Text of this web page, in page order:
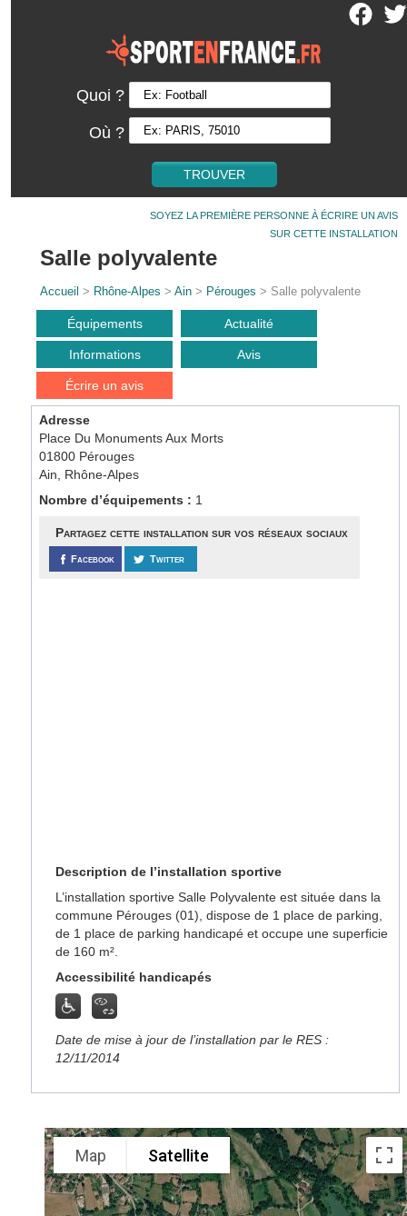
Quoi ?
Où ?
SOYEZ LA PREMIÈRE PERSONNE À ÉCRIRE UN AVIS
SUR CETTE INSTALLATION
Salle polyvalente
Accueil > Rhône-Alpes >Ain > Pérouges > Salle polyvalente
Équipements Actualité
Informations Avis
Écrire un avis
Adresse
Place Du Monuments Aux Morts
01800 Pérouges
Ain, Rhône-Alpes
Nombre d’équipements : 1
Partagez cette installation sur vos réseaux sociaux
Facebook Twitter
Description de l’installation sportive
L’installation sportive Salle Polyvalente est située dans la
commune Pérouges (01), dispose de 1 place de parking,
de 1 place de parking handicapé et occupe une superficie
de 160 m².
Accessibilité handicapés
Date de mise à jour de l’installation par le RES :
12/11/2014
Map Satellite